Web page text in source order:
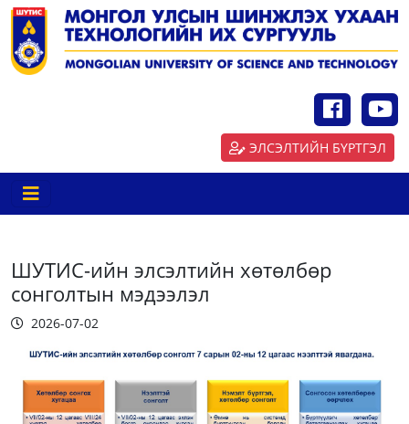
ЭЛСЭЛТИЙН БҮРТГЭЛ
ШУТИС-ийн элсэлтийн хөтөлбөр
сонголтын мэдээлэл
2026-07-02